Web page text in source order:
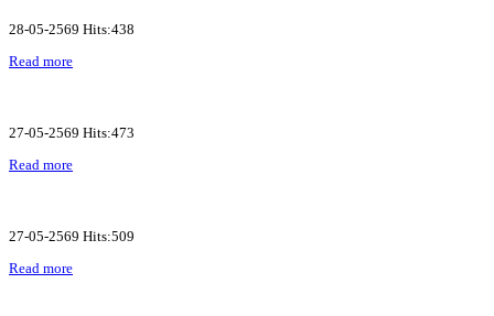
28-05-2569 Hits:438
Read more
27-05-2569 Hits:473
Read more
27-05-2569 Hits:509
Read more